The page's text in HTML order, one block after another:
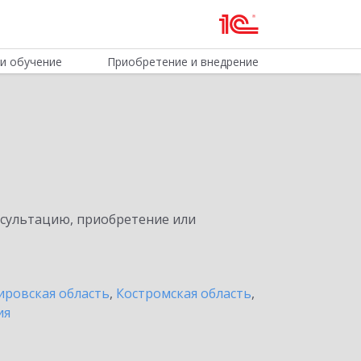
обучение Приобретение и внедрение
приобретение или
область, Костромская область,